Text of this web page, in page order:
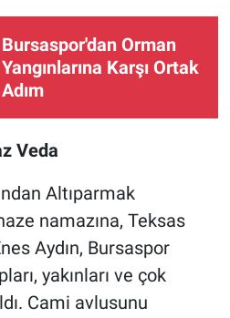
Bursaspor'dan Orman
Yangınlarına Karşı Ortak
Adım
Veda
Altıparmak
namazına, Teksas
Aydın, Bursaspor
yakınları ve çok
Cami avlusunu